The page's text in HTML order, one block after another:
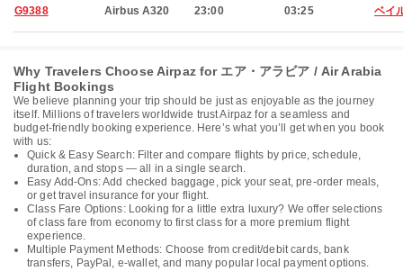
G9388 Airbus A320 23:00 03:25 ベイ
Why Travelers Choose Airpaz for エア・アラビア / Air Arabia
Flight Bookings
We believe planning your trip should be just as enjoyable as the journey
itself. Millions of travelers worldwide trust Airpaz for a seamless and
budget-friendly booking experience. Here’s what you’ll get when you book
with us:
Quick & Easy Search: Filter and compare flights by price, schedule,
duration, and stops — all in a single search.
Easy Add-Ons: Add checked baggage, pick your seat, pre-order meals,
or get travel insurance for your flight.
Class Fare Options: Looking for a little extra luxury? We offer selections
of class fare from economy to first class for a more premium flight
experience.
Multiple Payment Methods: Choose from credit/debit cards, bank
transfers, PayPal, e-wallet, and many popular local payment options.